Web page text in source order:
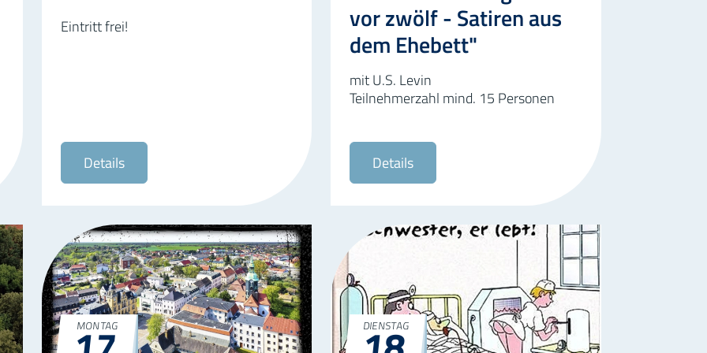
Eintritt frei!
Details
vor zwölf - Satiren aus
dem Ehebett"
mit U.S. Levin
Teilnehmerzahl mind. 15 Personen
Details
MONTAG DIENSTAG